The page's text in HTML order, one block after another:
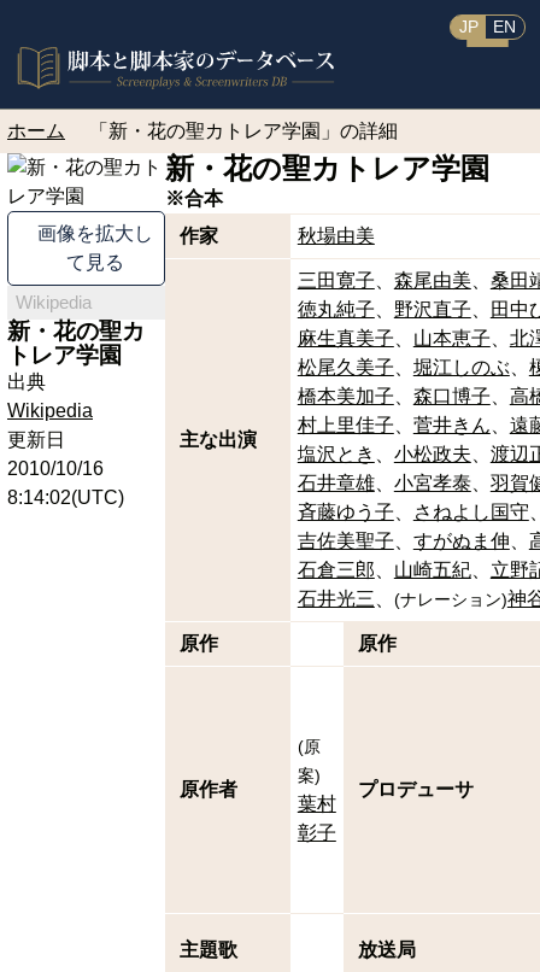
JP EN
ホーム 「新・花の聖カトレア学園」の詳細
画像を拡大し
て見る
Wikipedia
新・花の聖カ
トレア学園
出典
Wikipedia
更新日
2010/10/16
8:14:02(UTC)
新・花の聖カトレア学園
※合本
作家
秋場由美
主な出演
三田寛子 森尾由美
桑田
徳丸純子
野沢直子
田中
麻生真美子
山本恵子
北
松尾久美子
堀江しのぶ
橋本美加子
森口博子
高
村上里佳子
菅井きん
遠
塩沢とき
小松政夫
渡辺
石井章雄
小宮孝泰
羽賀
斉藤ゆう子
さねよし国守
吉佐美聖子
すがぬま伸
石倉三郎
山崎五紀
立野
石井光三
(ナレーション)神
原作 原作
原作者
(原
案)
葉村
彰子
プロデューサ
主題歌 放送局